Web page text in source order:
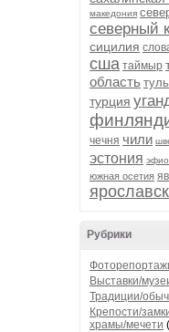
македония
северный
сицилия
сша таймыр
область
турция
чечня чили
эстония
южная осетия
Рубрики
Выставки/
Традиции/
Крепости/
храмы/мечети